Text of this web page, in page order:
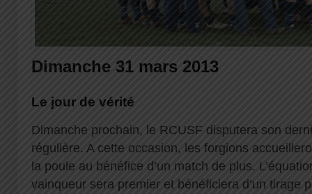
Dimanche 31 mars 2013
Le jour de vérité
Dimanche prochain, le RCUSF disputera son
régulière. A cette occasion, les forgions
la poule au bénéfice d’un match de plus.
vainqueur sera premier et bénéficiera d’un tirage